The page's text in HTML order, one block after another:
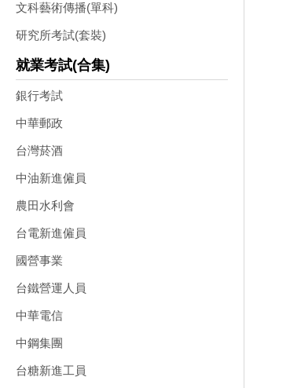
文科藝術傳播(單科)
研究所考試(套裝)
就業考試(合集)
銀行考試
中華郵政
台灣菸酒
中油新進僱員
農田水利會
台電新進僱員
國營事業
台鐵營運人員
中華電信
中鋼集團
台糖新進工員